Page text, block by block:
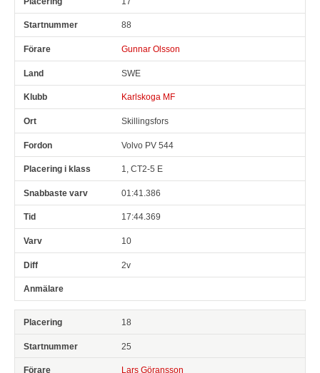
88
Gunnar Olsson
SWE
Karlskoga MF
Skillingsfors
Volvo PV 544
1, CT2-5 E
01:41.386
17:44.369
10
2v
18
25
Lars Göransson